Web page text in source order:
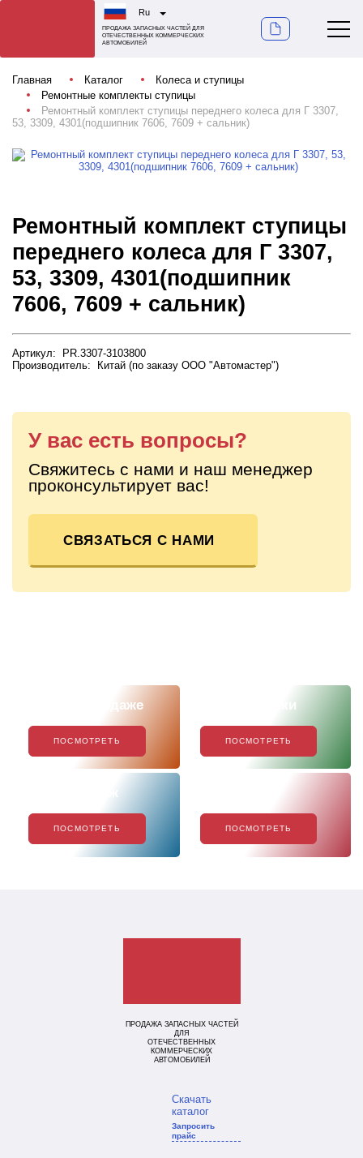
Ru
ПРОДАЖА ЗАПАСНЫХ ЧАСТЕЙ ДЛЯ
ОТЕЧЕСТВЕННЫХ КОММЕРЧЕСКИХ
АВТОМОБИЛЕЙ
Главная Каталог
Колеса и ступицы
Ремонтные комплекты ступицы
Ремонтный комплект ступицы переднего колеса для Г 3307,
53, 3309, 4301(подшипник 7606, 7609 + сальник)
Ремонтный комплект ступицы
переднего колеса для Г 3307,
53, 3309, 4301(подшипник
7606, 7609 + сальник)
Артикул: PR.3307-3103800
Производитель: Китай (по заказу ООО "Автомастер")
У вас есть вопросы?
Свяжитесь с нами и наш менеджер
проконсультирует вас!
СВЯЗАТЬСЯ С НАМИ
Скоро в продаже
ПОСМОТРЕТЬ
Наши новинки
ПОСМОТРЕТЬ
ПОСМОТРЕТЬ ПОСМОТРЕТЬ
ПРОДАЖА ЗАПАСНЫХ ЧАСТЕЙ
ДЛЯ
ОТЕЧЕСТВЕННЫХ
КОММЕРЧЕСКИХ
АВТОМОБИЛЕЙ
Скачать
каталог
Запросить
прайс